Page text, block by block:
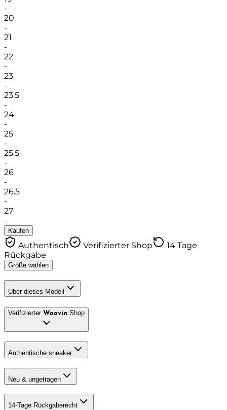
-
20
-
21
-
22
-
23
-
23.5
-
24
-
25
-
25.5
-
26
-
26.5
-
27
-
Kaufen
Authentisch Verifizierter Shop
14 Tage
Rückgabe
Größe wählen
Über dieses Modell
Verifizierter Woovin Shop
Authentische sneaker
Neu & ungetragen
14-Tage Rückgaberecht